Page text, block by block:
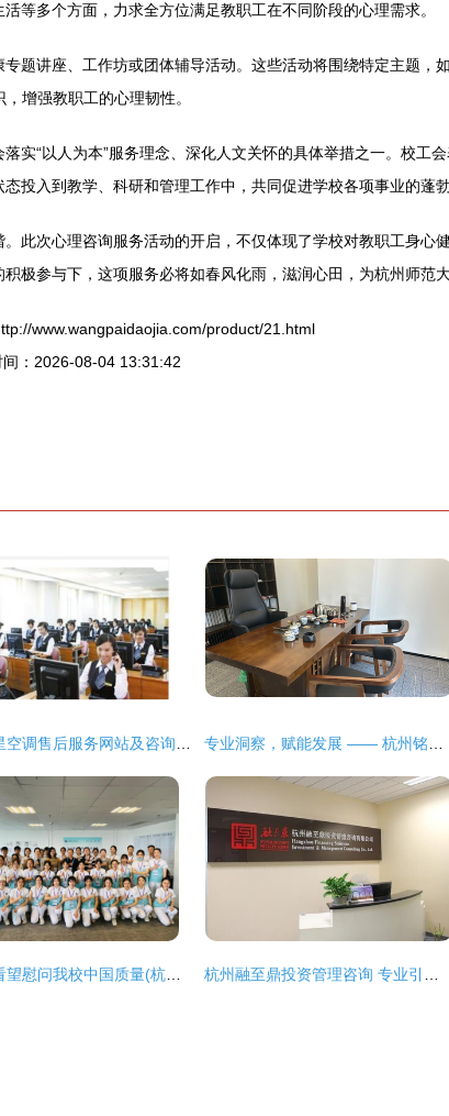
等多个方面，力求全方位满足教职工在不同阶段的心理需求。
题讲座、工作坊或团体辅导活动。这些活动将围绕特定主题，
增强教职工的心理韧性。
实“以人为本”服务理念、深化人文关怀的具体举措之一。校工
投入到教学、科研和管理工作中，共同促进学校各项事业的蓬勃
此次心理咨询服务活动的开启，不仅体现了学校对教职工身心
参与下，这项服务必将如春风化雨，滋润心田，为杭州师范
www.wangpaidaojia.com/product/21.html
间：2026-08-04 13:31:42